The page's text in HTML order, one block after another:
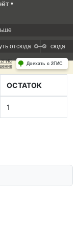
ОСТАТОК
1